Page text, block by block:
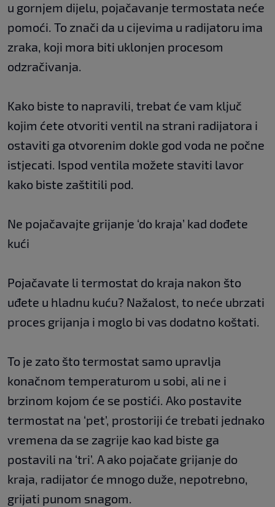
u gornjem dijelu, pojačavanje termostata neće
pomoći. To znači da u cijevima u radijatoru ima
zraka, koji mora biti uklonjen procesom
odzračivanja.
Kako biste to napravili, trebat će vam ključ
kojim ćete otvoriti ventil na strani radijatora i
ostaviti ga otvorenim dokle god voda ne počne
istjecati. Ispod ventila možete staviti lavor
kako biste zaštitili pod.
Ne pojačavajte grijanje ‘do kraja’ kad dođete
kući
Pojačavate li termostat do kraja nakon što
uđete u hladnu kuću? Nažalost, to neće ubrzati
proces grijanja i moglo bi vas dodatno koštati.
To je zato što termostat samo upravlja
konačnom temperaturom u sobi, ali ne i
brzinom kojom će se postići. Ako postavite
termostat na ‘pet’, prostoriji će trebati jednako
vremena da se zagrije kao kad biste ga
postavili na ‘tri’. A ako pojačate grijanje do
kraja, radijator će mnogo duže, nepotrebno,
grijati punom snagom.